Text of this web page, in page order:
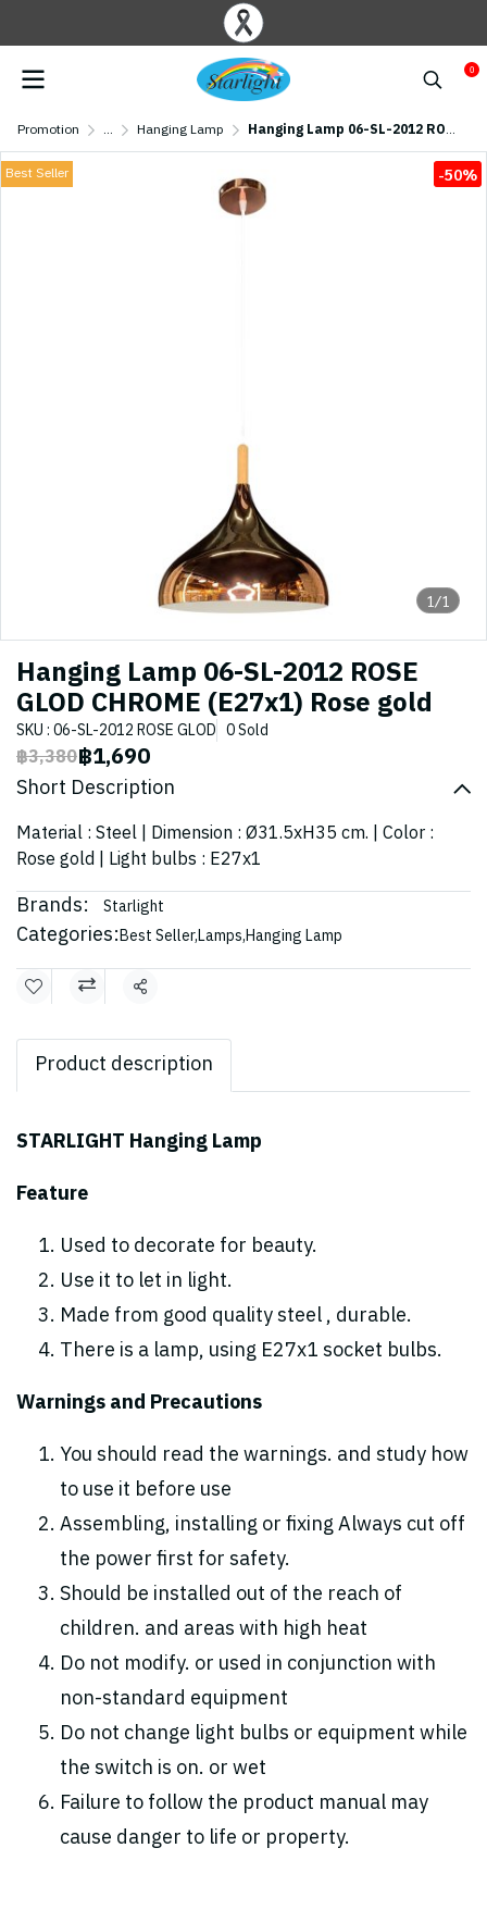
0
Promotion ... Hanging Lamp Hanging Lamp 06-SL-2012 ROSE GLOD CHROME (E27x1) Rose gold
1/1
Best Seller -50%
Hanging Lamp 06-SL-2012 ROSE
GLOD CHROME (E27x1) Rose gold
SKU : 06-SL-2012 ROSE GLOD 0 Sold
฿3,380฿1,690
Short Description
Material : Steel | Dimension : Ø31.5xH35 cm. | Color :
Rose gold | Light bulbs : E27x1
Brands: Starlight
Categories:Best Seller,Lamps,Hanging Lamp
Share
Product description
STARLIGHT Hanging Lamp
Feature
Used to decorate for beauty.
Use it to let in light.
Made from good quality steel , durable.
There is a lamp, using E27x1 socket bulbs.
Warnings and Precautions
You should read the warnings. and study how
to use it before use
Assembling, installing or fixing Always cut off
the power first for safety.
Should be installed out of the reach of
children. and areas with high heat
Do not modify. or used in conjunction with
non-standard equipment
Do not change light bulbs or equipment while
the switch is on. or wet
Failure to follow the product manual may
cause danger to life or property.